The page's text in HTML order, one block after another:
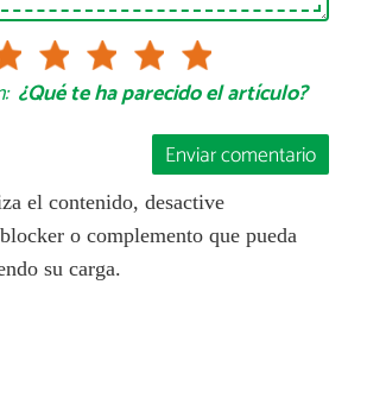
¿Qué te ha parecido el artículo?
Enviar comentario
el contenido, desactive
o complemento que pueda
su carga.